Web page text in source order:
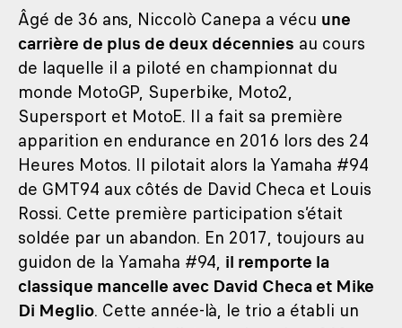
Âgé de 36 ans, Niccolò Canepa a vécu une
carrière de plus de deux décennies au cours
de laquelle il a piloté en championnat du
monde MotoGP, Superbike, Moto2,
Supersport et MotoE. Il a fait sa première
apparition en endurance en 2016 lors des 24
Heures Motos. Il pilotait alors la Yamaha #94
de GMT94 aux côtés de David Checa et Louis
Rossi. Cette première participation s’était
soldée par un abandon. En 2017, toujours au
guidon de la Yamaha #94, il remporte la
classique mancelle avec David Checa et Mike
Di Meglio. Cette année-là, le trio a établi un